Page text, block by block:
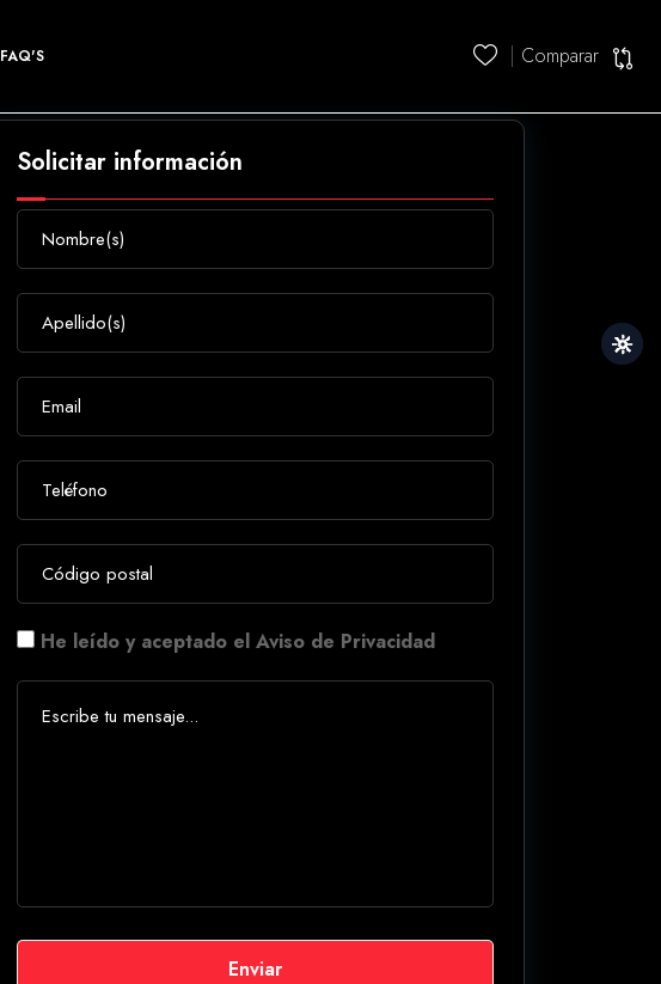
FAQ'S Comparar
Solicitar información
He leído y aceptado el Aviso de Privacidad
Enviar